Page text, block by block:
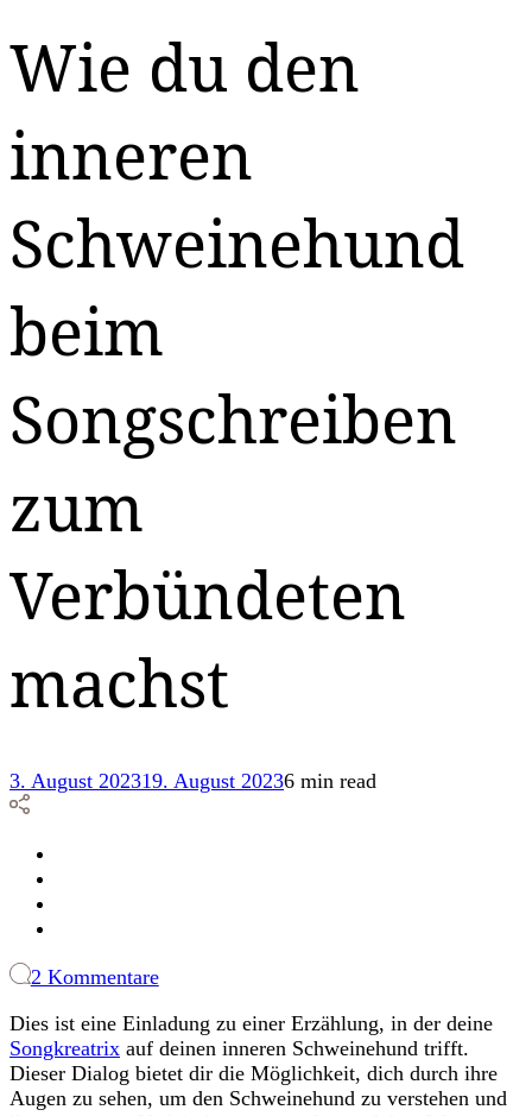
Wie du den
inneren
Schweinehund
beim
Songschreiben
zum
Verbündeten
machst
3. August 202319. August 20236 min read
2 Kommentarezu
du
den
inneren
Schweinehund
Dies ist eine Einladung zu einer Erzählung, in der deine
Songkreatrix auf deinen inneren Schweinehund trifft.
Dieser Dialog bietet dir die Möglichkeit, dich durch ihre
Augen zu sehen, um den Schweinehund zu verstehen und